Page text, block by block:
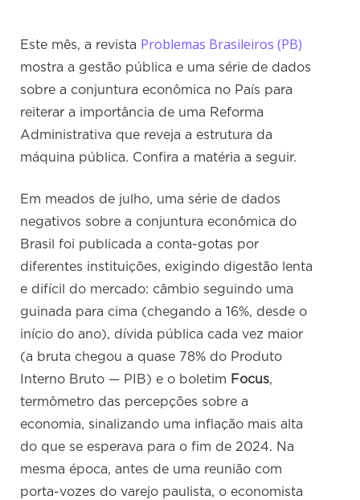
Este mês, a revista Problemas Brasileiros (PB)
mostra a gestão pública e uma série de dados
sobre a conjuntura econômica no País para
reiterar a importância de uma Reforma
Administrativa que reveja a estrutura da
máquina pública. Confira a matéria a seguir.
Em meados de julho, uma série de dados
negativos sobre a conjuntura econômica do
Brasil foi publicada a conta-gotas por
diferentes instituições, exigindo digestão lenta
e difícil do mercado: câmbio seguindo uma
guinada para cima (chegando a 16%, desde o
início do ano), dívida pública cada vez maior
(a bruta chegou a quase 78% do Produto
Interno Bruto — PIB) e o boletim Focus,
termômetro das percepções sobre a
economia, sinalizando uma inflação mais alta
do que se esperava para o fim de 2024. Na
mesma época, antes de uma reunião com
porta-vozes do varejo paulista, o economista